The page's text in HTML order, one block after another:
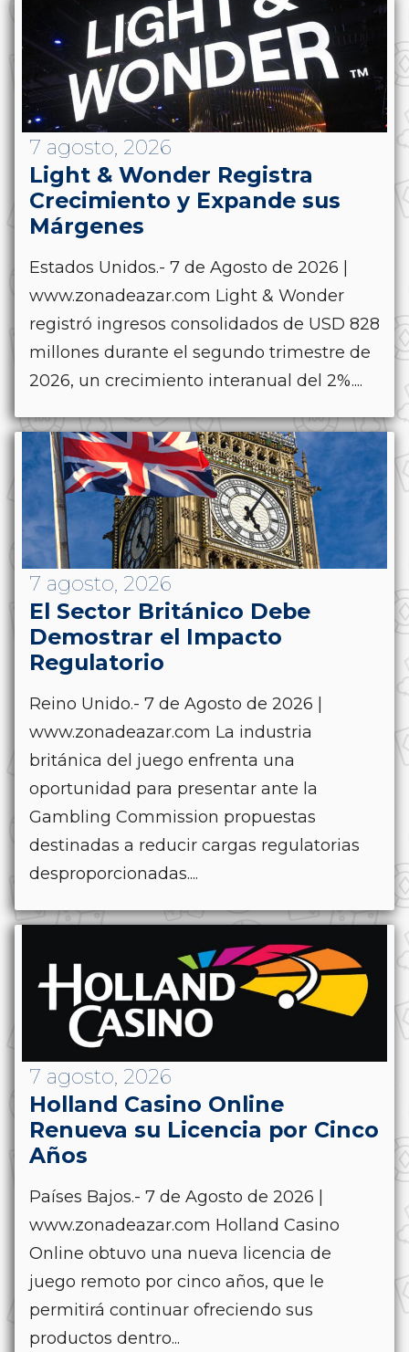
7 agosto, 2026
Light & Wonder Registra
Crecimiento y Expande sus
Márgenes
Estados Unidos.- 7 de Agosto de 2026 |
www.zonadeazar.com Light & Wonder
registró ingresos consolidados de USD 828
millones durante el segundo trimestre de
2026, un crecimiento interanual del 2%....
7 agosto, 2026
El Sector Británico Debe
Demostrar el Impacto
Regulatorio
Reino Unido.- 7 de Agosto de 2026 |
www.zonadeazar.com La industria
británica del juego enfrenta una
oportunidad para presentar ante la
Gambling Commission propuestas
destinadas a reducir cargas regulatorias
desproporcionadas....
7 agosto, 2026
Holland Casino Online
Renueva su Licencia por Cinco
Años
Países Bajos.- 7 de Agosto de 2026 |
www.zonadeazar.com Holland Casino
Online obtuvo una nueva licencia de
juego remoto por cinco años, que le
permitirá continuar ofreciendo sus
productos dentro...